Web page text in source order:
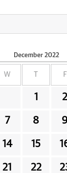
December 2022
W F
1 2
7 8 9
14 15
21 22